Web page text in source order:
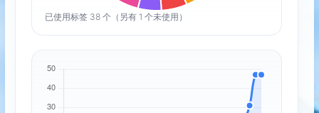
已使用标签 38 个（另有 1 个未使用）